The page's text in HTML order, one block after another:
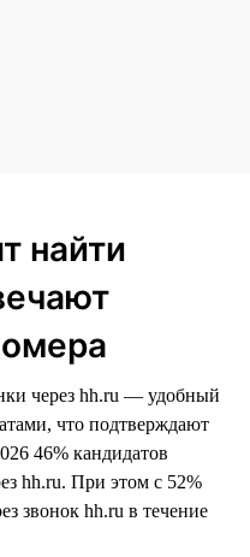
найти
через hh.ru — удобный
что подтверждают
46% кандидатов
hh.ru. При этом с 52%
звонок hh.ru в течение